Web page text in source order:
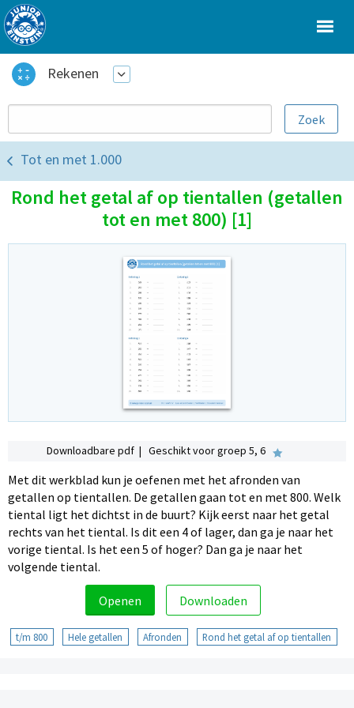
Rekenen
Tot en met 1.000
Rond het getal af op tientallen (getallen
tot en met 800) [1]
Downloadbare pdf | Geschikt voor groep 5, 6
Met dit werkblad kun je oefenen met het afronden van
getallen op tientallen. De getallen gaan tot en met 800. Welk
tiental ligt het dichtst in de buurt? Kijk eerst naar het getal
rechts van het tiental. Is dit een 4 of lager, dan ga je naar het
vorige tiental. Is het een 5 of hoger? Dan ga je naar het
volgende tiental.
Openen Downloaden
t/m 800 Hele getallen Afronden Rond het getal af op tientallen